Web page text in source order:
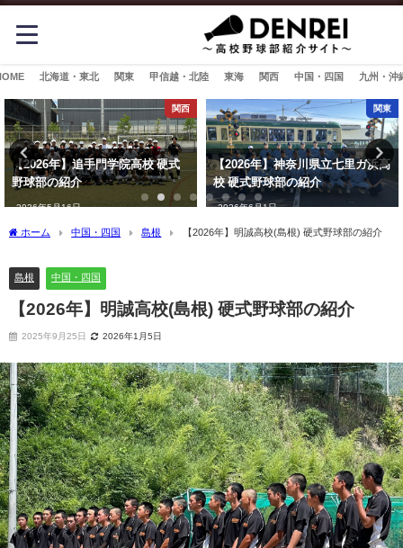
北海道・東北 関東 甲信越・北陸 東海 関西 中国・四国 九州・沖
関西
【2026年】追手門学院高校 硬式
野球部の紹介
2026年5月16日
関東
【2026年】神奈川県立七里ガ浜高
校 硬式野球部の紹介
2026年6月1日
ホーム 中国・四国 島根 【2026年】明誠高校(島根) 硬式野球部の紹介
島根 中国・四国
【2026年】明誠高校(島根) 硬式野球部の紹介
2025年9月25日 2026年1月5日